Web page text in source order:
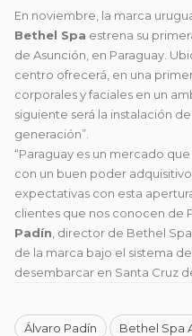
En noviembre, la marca
Bethel Spa estrena su
de Asunción, en Paraguay.
centro ofrecerá, en una
corporales y faciales en un
siguiente será la instalación
generación”.
“Paraguay es un mercado
con un buen poder
expectativas con esta
clientes que nos conocen de
Padín , director de Bethel
de la marca bajo el sistema de
desembarcar en Santa Cruz
Álvaro Padín Bethel Spa